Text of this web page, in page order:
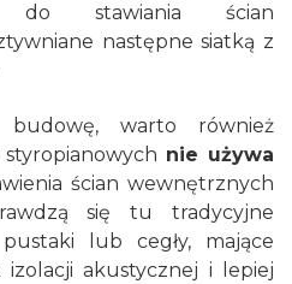
do stawiania ścian
następne siatką z
budowę, warto również
nie używa
ścian wewnętrznych
się tu tradycyjne
pustaki lub cegły, mające
izolacji akustycznej i lepiej